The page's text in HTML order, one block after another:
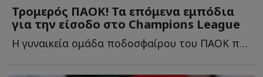
Τρομερός ΠΑΟΚ! Τα επόμενα εμπόδια
για την είσοδο στο Champions League
Η γυναικεία ομάδα ποδοσφαίρου του ΠΑΟΚ προκρίθηκε σ...